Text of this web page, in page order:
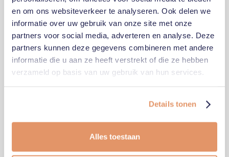
en om ons websiteverkeer te analyseren. Ook delen we
informatie over uw gebruik van onze site met onze
partners voor social media, adverteren en analyse. Deze
partners kunnen deze gegevens combineren met andere
informatie die u aan ze heeft verstrekt of die ze hebben
verzameld op basis van uw gebruik van hun services.
Details tonen
Alles toestaan
13 September 2022 BLOGARTIKEL
Chapter George Stories #2 - een partner aan het
woord